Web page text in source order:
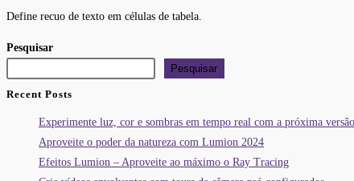
Define recuo de texto em células de tabela.
Pesquisar
Pesquisar
Recent Posts
Experimente luz, cor e sombras em tempo real com a próxima
Aproveite o poder da natureza com Lumion 2024
Efeitos Lumion – Aproveite ao máximo o Ray Tracing